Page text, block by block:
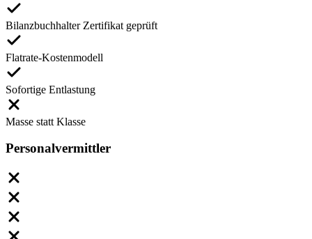
Bilanzbuchhalter Zertifikat geprüft
Flatrate-Kostenmodell
Sofortige Entlastung
Masse statt Klasse
Personalvermittler